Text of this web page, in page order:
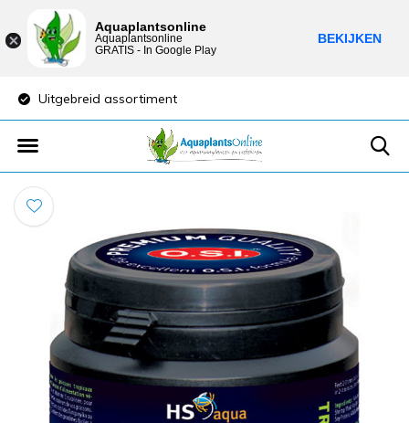
Uitgebreid assortiment
Aquaplantsonline
Aquaplantsonline
GRATIS - In Google Play
BEKIJKEN